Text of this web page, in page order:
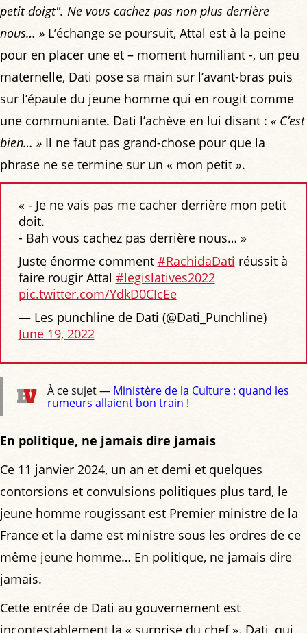
petit doigt". Ne vous cachez pas non plus derrière
nous… » L’échange se poursuit, Attal est à la peine
pour en placer une et – moment humiliant -, un peu
maternelle, Dati pose sa main sur l’avant-bras puis
sur l’épaule du jeune homme qui en rougit comme
une communiante. Dati l’achève en lui disant : « C’est
bien… » Il ne faut pas grand-chose pour que la
phrase ne se termine sur un « mon petit ».
« - Je ne vais pas me cacher derrière mon petit
doit.
- Bah vous cachez pas derrière nous… »
Juste énorme comment #RachidaDati réussit à
faire rougir Attal #legislatives2022
pic.twitter.com/YdkD0CIcEe
— Les punchline de Dati (@Dati_Punchline)
June 19, 2022
À ce sujet — Ministère de la Culture : quand les
rumeurs allaient bon train !
En politique, ne jamais dire jamais
Ce 11 janvier 2024, un an et demi et quelques
contorsions et convulsions politiques plus tard, le
jeune homme rougissant est Premier ministre de la
France et la dame est ministre sous les ordres de ce
même jeune homme… En politique, ne jamais dire
jamais.
Cette entrée de Dati au gouvernement est
incontestablement la « surprise du chef ». Dati, qui